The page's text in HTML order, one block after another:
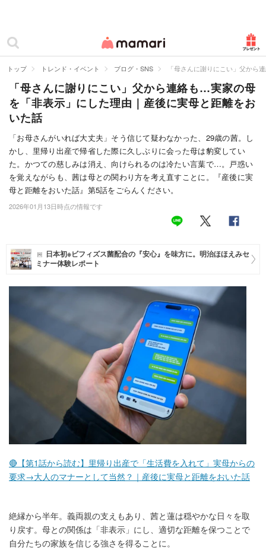
ママリ
カテゴリー一覧
妊娠
出産
赤ちゃん・育児
子育て・家族
病院
美容・ファッション
住まい
マネー
トップ トレンド・イベント ブログ・SNS 「母さんに謝りにこい」父から
「母さんに謝りにこい」父から連絡も…実家の母
を「非表示」にした理由｜産後に実母と距離をお
いた話
「お母さんがいれば大丈夫」そう信じて疑わなかった、29歳の茜。し
かし、里帰り出産で帰省した際に久しぶりに会った母は豹変してい
た。かつての慈しみは消え、向けられるのは冷たい言葉で…。戸惑い
を覚えながらも、茜は母との関わり方を考え直すことに。『産後に実
母と距離をおいた話』第5話をごらんください。
2026年01月13日時点の情報です
日本初※ビフィズス菌配合の『安心』を味方に。明治ほほえみセ
ミナー体験レポート
🔴【第1話から読む】里帰り出産で「生活費を入れて」実母からの
要求→大人のマナーとして当然？｜産後に実母と距離をおいた話
絶縁から半年。義両親の支えもあり、茜と蓮は穏やかな日々を取
り戻す。母との関係は「非表示」にし、適切な距離を保つことで
自分たちの家族を信じる強さを得ることに。